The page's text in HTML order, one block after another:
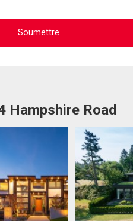
Hampshire Road